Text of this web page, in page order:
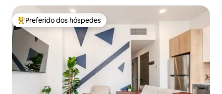
Entre os melhores preferidos dos hóspedes
Preferido dos hóspedes